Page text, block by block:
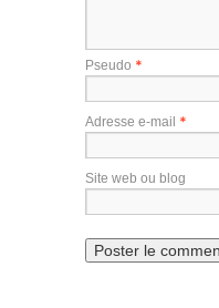
Pseudo *
Adresse e-mail *
Site web ou blog